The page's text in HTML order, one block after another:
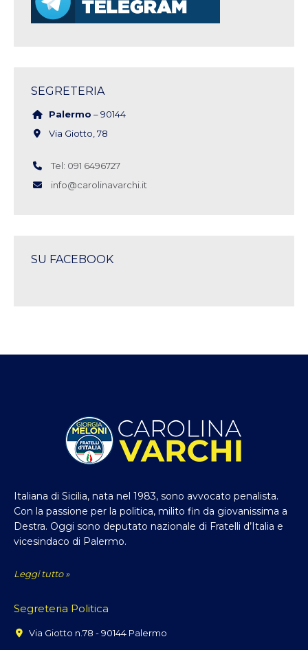
SEGRETERIA
Palermo – 90144
Via Giotto, 78
Tel: 091 6496727
info@carolinavarchi.it
SU FACEBOOK
Italiana di Sicilia, nata nel 1983, sono avvocato penalista.
Con la passione per la politica, milito fin da giovanissima a
Destra. Oggi sono deputato nazionale di Fratelli d’Italia e
vicesindaco di Palermo.
Leggi tutto »
Segreteria Politica
Via Giotto n.78 - 90144 Palermo